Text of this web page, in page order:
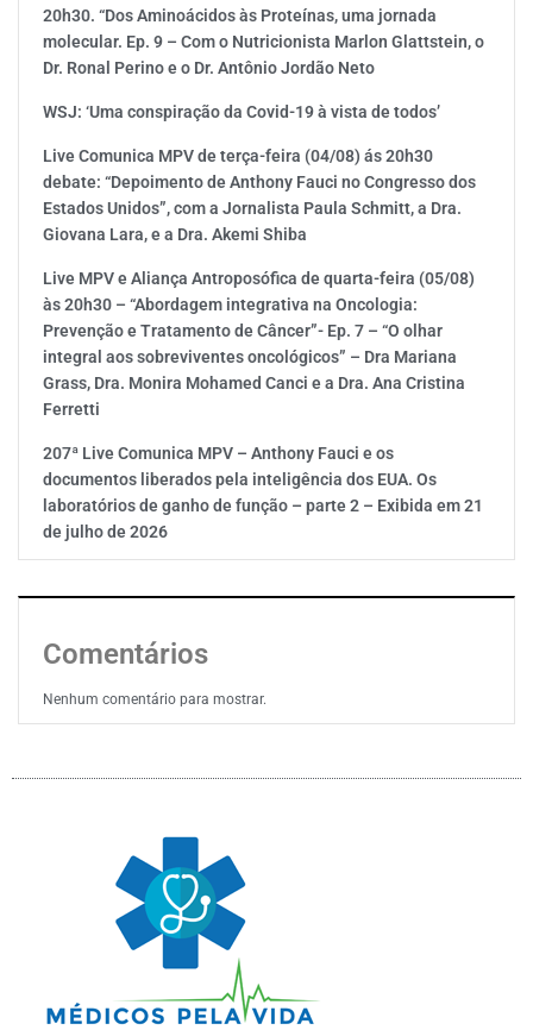
20h30. “Dos Aminoácidos às Proteínas, uma jornada
molecular. Ep. 9 – Com o Nutricionista Marlon Glattstein, o
Dr. Ronal Perino e o Dr. Antônio Jordão Neto
WSJ: ‘Uma conspiração da Covid-19 à vista de todos’
Live Comunica MPV de terça-feira (04/08) ás 20h30
debate: “Depoimento de Anthony Fauci no Congresso dos
Estados Unidos”, com a Jornalista Paula Schmitt, a Dra.
Giovana Lara, e a Dra. Akemi Shiba
Live MPV e Aliança Antroposófica de quarta-feira (05/08)
às 20h30 – “Abordagem integrativa na Oncologia:
Prevenção e Tratamento de Câncer”- Ep. 7 – “O olhar
integral aos sobreviventes oncológicos” – Dra Mariana
Grass, Dra. Monira Mohamed Canci e a Dra. Ana Cristina
Ferretti
207ª Live Comunica MPV – Anthony Fauci e os
documentos liberados pela inteligência dos EUA. Os
laboratórios de ganho de função – parte 2 – Exibida em 21
de julho de 2026
Comentários
Nenhum comentário para mostrar.